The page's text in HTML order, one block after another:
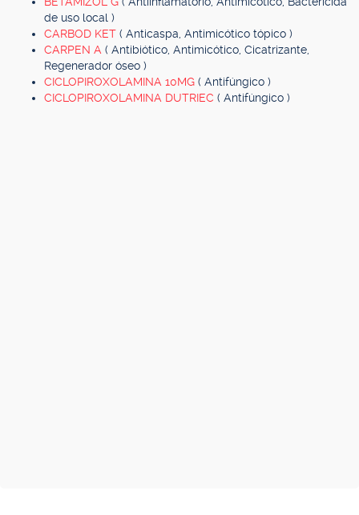
de uso local )
CARBOD KET ( Anticaspa, Antimicótico tópico )
CARPEN A ( Antibiótico, Antimicótico, Cicatrizante,
Regenerador óseo )
CICLOPIROXOLAMINA 10MG ( Antifúngico )
CICLOPIROXOLAMINA DUTRIEC ( Antifúngico )